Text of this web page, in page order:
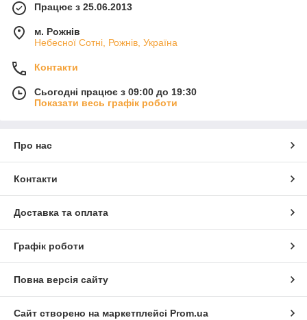
Працює з 25.06.2013
м. Рожнів
Небесної Сотні, Рожнів, Україна
Контакти
Сьогодні працює з 09:00 до 19:30
Показати весь графік роботи
Про нас
Контакти
Доставка та оплата
Графік роботи
Повна версія сайту
Сайт створено на маркетплейсі Prom.ua